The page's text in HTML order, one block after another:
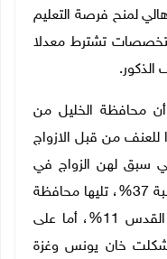
لمنح فرصة التعليم
تشترط معدلا
الذكور.
بيانات مسح العنف 2019، أن محافظة الخليل من
للعنف من قبل الازواج
سبق لهن الزواج في
العمر (18-64) سنة، وبلغت هذه النسبة 37%، تليها محافظة
جنين بنسبة 27%، وأقلها محافظة القدس 11%، أما على
خان يونس وغزة